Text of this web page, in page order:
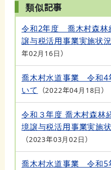
類似記事
令和2年度 喬木村森林
譲与税活用事業実施状
年02月16日
喬木村水道事業 令和4
いて
2022年04月18日
令和３年度 喬木村森林
境譲与税活用事業実施
2023年03月02日
喬木村水道事業 令和5